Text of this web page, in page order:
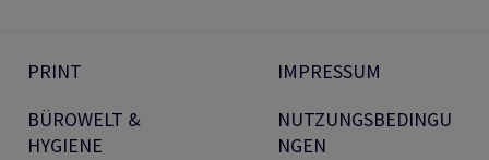
PRINT
BÜROWELT &
HYGIENE
IMPRESSUM
NUTZUNGSBEDINGU
NGEN